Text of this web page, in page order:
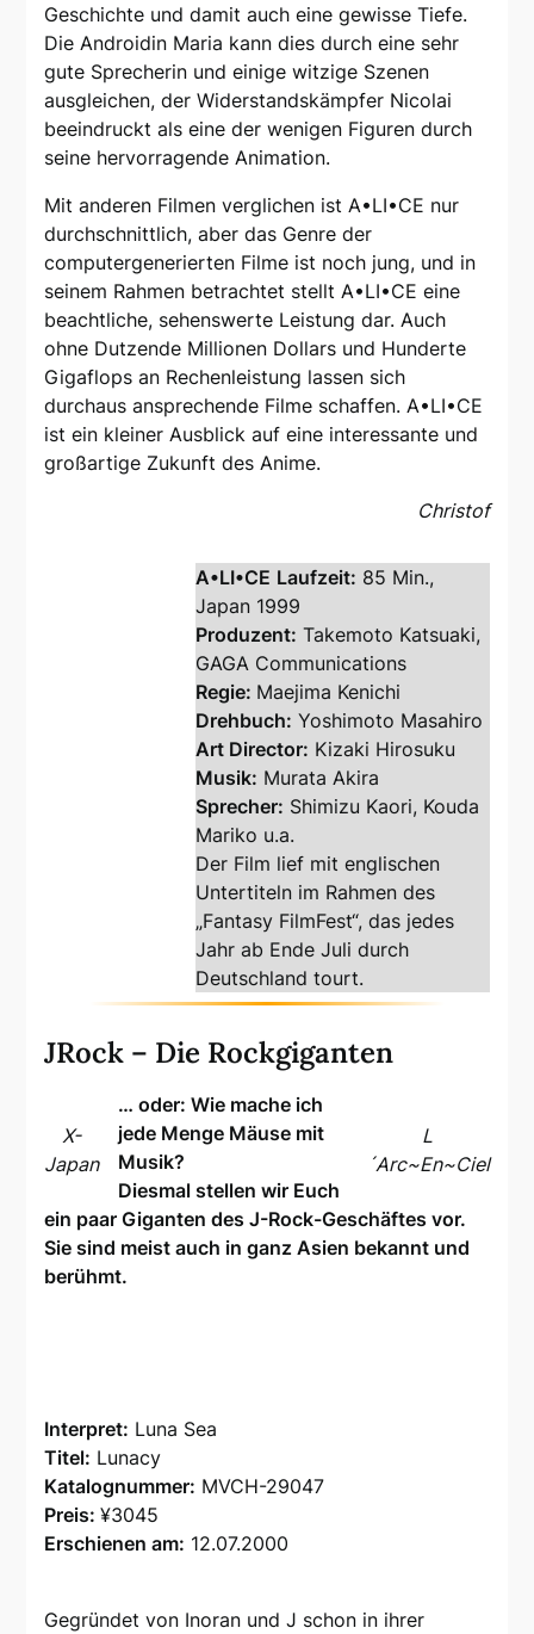
Geschichte und damit auch eine gewisse Tiefe.
Die Androidin Maria kann dies durch eine sehr
gute Sprecherin und einige witzige Szenen
ausgleichen, der Widerstandskämpfer Nicolai
beeindruckt als eine der wenigen Figuren durch
seine hervorragende Animation.
Mit anderen Filmen verglichen ist A•LI•CE nur
durchschnittlich, aber das Genre der
computergenerierten Filme ist noch jung, und in
seinem Rahmen betrachtet stellt A•LI•CE eine
beachtliche, sehenswerte Leistung dar. Auch
ohne Dutzende Millionen Dollars und Hunderte
Gigaflops an Rechenleistung lassen sich
durchaus ansprechende Filme schaffen. A•LI•CE
ist ein kleiner Ausblick auf eine interessante und
großartige Zukunft des Anime.
Christof
A•LI•CE Laufzeit: 85 Min.,
Japan 1999
Produzent: Takemoto Katsuaki,
GAGA Communications
Regie: Maejima Kenichi
Drehbuch: Yoshimoto Masahiro
Art Director: Kizaki Hirosuku
Musik: Murata Akira
Sprecher: Shimizu Kaori, Kouda
Mariko u.a.
Der Film lief mit englischen
Untertiteln im Rahmen des
„Fantasy FilmFest“, das jedes
Jahr ab Ende Juli durch
Deutschland tourt.
JRock – Die Rockgiganten
L
´Arc~En~Ciel
X-
Japan
… oder: Wie mache ich
jede Menge Mäuse mit
Musik?
Diesmal stellen wir Euch
ein paar Giganten des J-Rock-Geschäftes vor.
Sie sind meist auch in ganz Asien bekannt und
berühmt.
Interpret: Luna Sea
Titel: Lunacy
Katalognummer: MVCH-29047
Preis:¥3045
Erschienen am: 12.07.2000
Gegründet von Inoran und J schon in ihrer